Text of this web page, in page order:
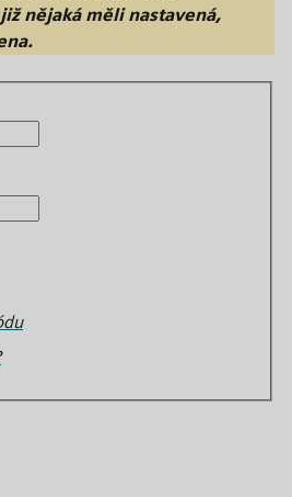
nějaká měli nastavená,